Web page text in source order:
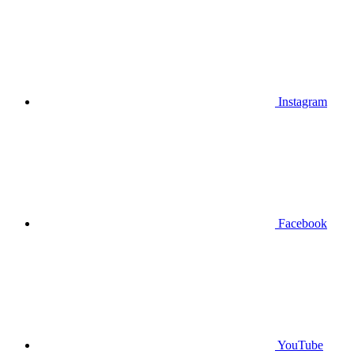
Instagram
Facebook
YouTube